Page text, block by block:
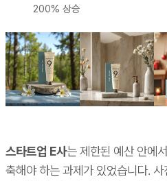
200% 상승
스타트업 E사는 제한된 예산 안에
축해야 하는 과제가 있었습니다.